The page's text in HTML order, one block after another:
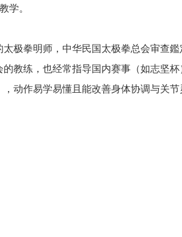
学。
极拳明师，中华民国太极拳总会审查
教练，也经常指导国内赛事（如志坚
动作易学易懂且能改善身体协调与关节